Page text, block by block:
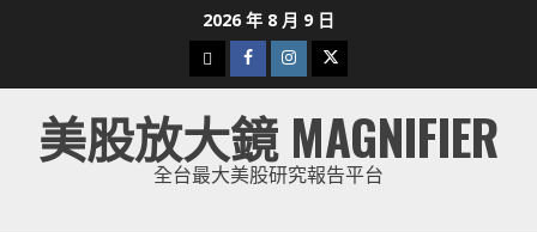
2026 年 8 月 9 日
下
載
美
股
Facebook
Instagram
Twitter
美股放大鏡 MAGNIFIER
全台最大美股研究報告平台